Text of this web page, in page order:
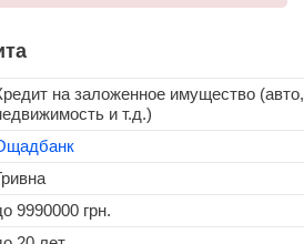
на заложенное имущество (авто,
и т.д.)
9990000 грн.